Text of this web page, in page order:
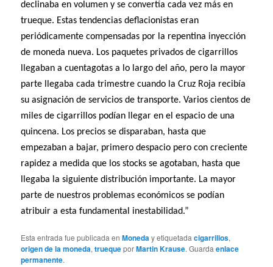
declinaba en volumen y se convertía cada vez más en
trueque. Estas tendencias deflacionistas eran
periódicamente compensadas por la repentina inyección
de moneda nueva. Los paquetes privados de cigarrillos
llegaban a cuentagotas a lo largo del año, pero la mayor
parte llegaba cada trimestre cuando la Cruz Roja recibía
su asignación de servicios de transporte. Varios cientos de
miles de cigarrillos podían llegar en el espacio de una
quincena. Los precios se disparaban, hasta que
empezaban a bajar, primero despacio pero con creciente
rapidez a medida que los stocks se agotaban, hasta que
llegaba la siguiente distribución importante. La mayor
parte de nuestros problemas económicos se podían
atribuir a esta fundamental inestabilidad.”
Esta entrada fue publicada enMoneday etiquetadacigarrillos,
origen de la moneda,truequeporMartin Krause. Guardaenlace
permanente.